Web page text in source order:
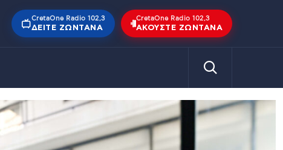
CretaOne Radio 102,3
ΔΕΊΤΕ ΖΩΝΤΑΝΆ
CretaOne Radio 102,3
ΑΚΟΎΣΤΕ ΖΩΝΤΑΝΆ